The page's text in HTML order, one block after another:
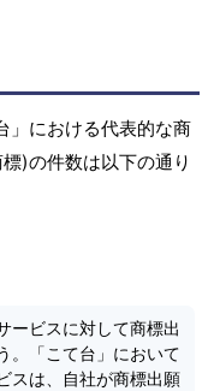
」における代表的な商
)の件数は以下の通り
ービスに対して商標出
。「こて台」において
スは、自社が商標出願